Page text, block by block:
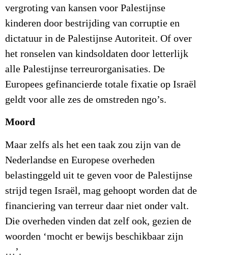
vergroting van kansen voor Palestijnse
kinderen door bestrijding van corruptie en
dictatuur in de Palestijnse Autoriteit. Of over
het ronselen van kindsoldaten door letterlijk
alle Palestijnse terreurorganisaties. De
Europees gefinancierde totale fixatie op Israël
geldt voor alle zes de omstreden ngo’s.
Moord
Maar zelfs als het een taak zou zijn van de
Nederlandse en Europese overheden
belastinggeld uit te geven voor de Palestijnse
strijd tegen Israël, mag gehoopt worden dat de
financiering van terreur daar niet onder valt.
Die overheden vinden dat zelf ook, gezien de
woorden ‘mocht er bewijs beschikbaar zijn
…’.